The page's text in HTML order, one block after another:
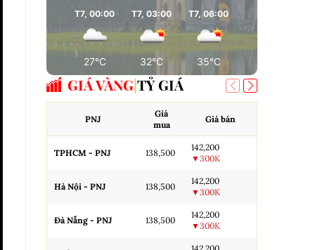
T7, 00:00
27°C
T7, 03:00
32°C
T7, 06:00
35°C
GIÁ VÀNG TỶ GIÁ
PNJ
Giá
mua
Giá bán
TPHCM - PNJ 138,500
142,200
▼300K
Hà Nội - PNJ 138,500
142,200
▼300K
Đà Nẵng - PNJ 138,500
142,200
▼300K